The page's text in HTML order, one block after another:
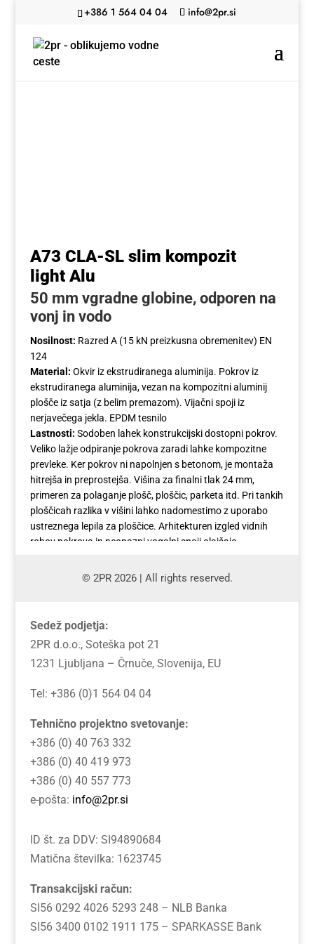
+386 1 564 04 04 info@2pr.si
A73 CLA-SL slim kompozit
light Alu
50 mm vgradne globine, odporen na
vonj in vodo
Nosilnost: Razred A (15 kN preizkusna obremenitev) EN
124
Material: Okvir iz ekstrudiranega aluminija. Pokrov iz
ekstrudiranega aluminija, vezan na kompozitni aluminij
plošče iz satja (z belim premazom). Vijačni spoji iz
nerjavečega jekla. EPDM tesnilo
Lastnosti: Sodoben lahek konstrukcijski dostopni pokrov.
Veliko lažje odpiranje pokrova zaradi lahke kompozitne
prevleke. Ker pokrov ni napolnjen s betonom, je montaža
hitrejša in preprostejša. Višina za finalni tlak 24 mm,
primeren za polaganje plošč, ploščic, parketa itd. Pri tankih
ploščicah razlika v višini lahko nadomestimo z uporabo
ustreznega lepila za ploščice. Arhitekturen izgled vidnih
robov pokrova in neopazni vogalni spoji olajšajo
© 2PR 2026 | All rights reserved.
Sedež podjetja:
2PR d.o.o., Soteška pot 21
1231 Ljubljana – Črnuče, Slovenija, EU
Tel: +386 (0)1 564 04 04
Tehnično projektno svetovanje:
+386 (0) 40 763 332
+386 (0) 40 419 973
+386 (0) 40 557 773
e-pošta: info@2pr.si
ID št. za DDV: SI94890684
Matična številka: 1623745
Transakcijski račun:
SI56 0292 4026 5293 248 – NLB Banka
SI56 3400 0102 1911 175 – SPARKASSE Bank